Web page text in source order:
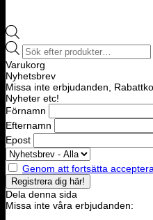
Products
search
Varukorg
Nyhetsbrev
Missa inte erbjudanden,
Nyheter etc!
Förnamn
Efternamn
Epost
Genom att fortsätta
Dela denna sida
Missa inte våra erbjudanden: